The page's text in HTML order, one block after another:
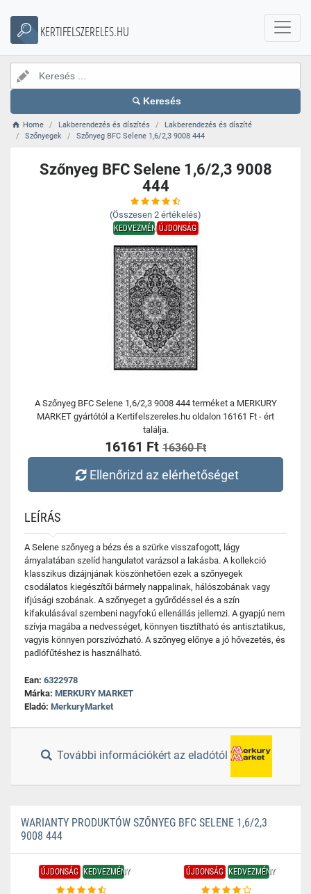
KERTIFELSZERELES.HU
Keresés
Home Lakberendezés és díszítés
Lakberendezés és díszíté
Szőnyegek
Szőnyeg BFC Selene 1,6/2,3 9008 444
Szőnyeg BFC Selene 1,6/2,3 9008
444
(Összesen 2 értékelés)
KEDVEZMÉNYÚJDONSÁG
A Szőnyeg BFC Selene 1,6/2,3 9008 444 terméket a MERKURY
MARKET gyártótól a Kertifelszereles.hu oldalon 16161 Ft - ért
találja.
16161 Ft 16360 Ft
Ellenőrizd az elérhetőséget
LEÍRÁS
A Selene szőnyeg a bézs és a szürke visszafogott, lágy
árnyalatában szelíd hangulatot varázsol a lakásba. A kollekció
klasszikus dizájnjának köszönhetően ezek a szőnyegek
csodálatos kiegészítői bármely nappalinak, hálószobának vagy
ifjúsági szobának. A szőnyeget a gyűrődéssel és a szín
kifakulásával szembeni nagyfokú ellenállás jellemzi. A gyapjú nem
szívja magába a nedvességet, könnyen tisztítható és antisztatikus,
vagyis könnyen porszívózható. A szőnyeg előnye a jó hővezetés, és
padlófűtéshez is használható.
Ean: 6322978
Márka: MERKURY MARKET
Eladó: MerkuryMarket
További információkért az eladótól
WARIANTY PRODUKTÓW SZŐNYEG BFC SELENE 1,6/2,3
9008 444
ÚJDONSÁG KEDVEZMÉNY ÚJDONSÁG KEDVEZMÉNY